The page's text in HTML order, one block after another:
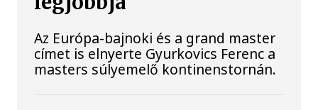
Az Európa-bajnoki és a grand master
címet is elnyerte Gyurkovics Ferenc a
masters súlyemelő kontinenstornán.